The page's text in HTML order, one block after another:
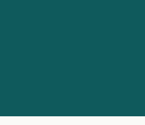
Belgique (FR)